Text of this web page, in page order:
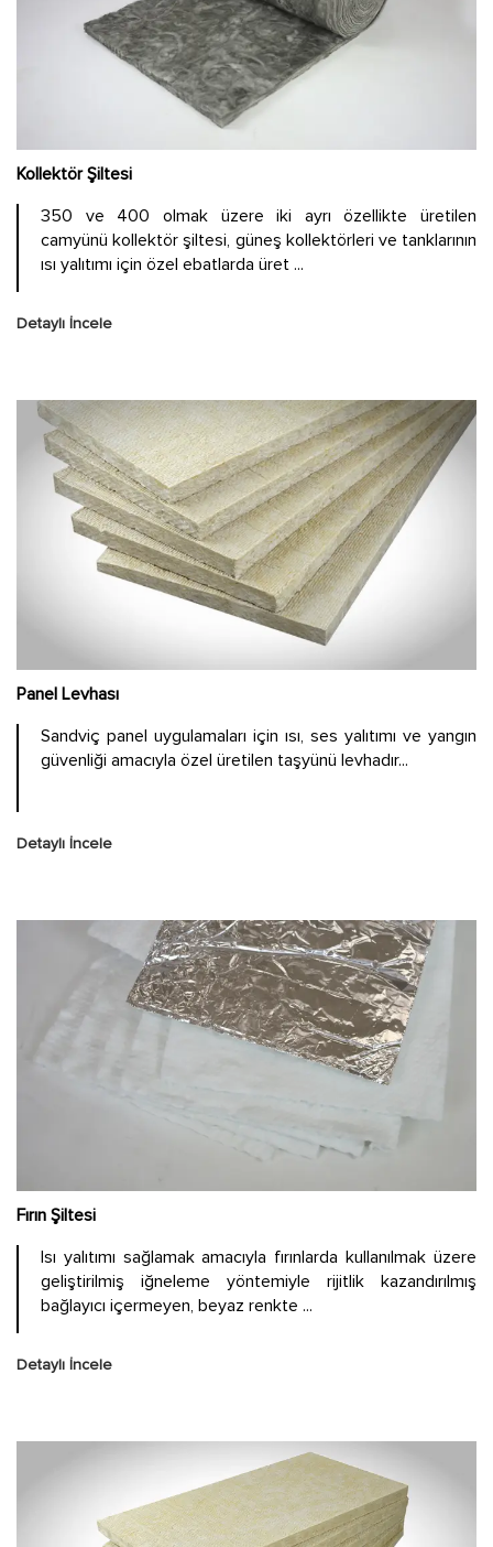
Kollektör Şiltesi
350 ve 400 olmak üzere iki ayrı özellikte üretilen
camyünü kollektör şiltesi, güneş kollektörleri ve tanklarının
ısı yalıtımı için özel ebatlarda üret ...
Detaylı İncele
Panel Levhası
Sandviç panel uygulamaları için ısı, ses yalıtımı ve yangın
güvenliği amacıyla özel üretilen taşyünü levhadır...
Detaylı İncele
Fırın Şiltesi
Isı yalıtımı sağlamak amacıyla fırınlarda kullanılmak üzere
geliştirilmiş iğneleme yöntemiyle rijitlik kazandırılmış
bağlayıcı içermeyen, beyaz renkte ...
Detaylı İncele